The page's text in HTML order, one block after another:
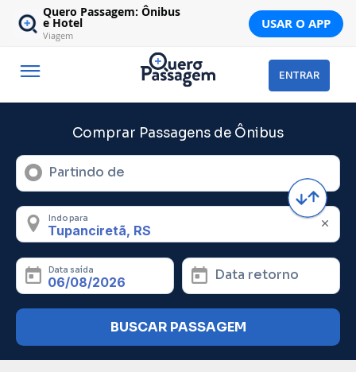
Quero Passagem: Ônibus
e Hotel
Viagem
USAR O APP
ENTRAR
Comprar Passagens de Ônibus
Partindo de
Indo para
Data saída Data retorno
BUSCAR PASSAGEM